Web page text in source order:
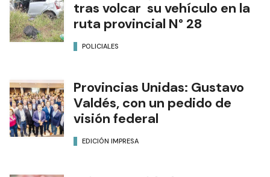
tras volcar su vehículo en la
ruta provincial N° 28
POLICIALES
Provincias Unidas: Gustavo
Valdés, con un pedido de
visión federal
EDICIÓN IMPRESA